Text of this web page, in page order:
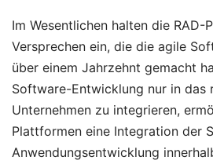
Im Wesentlichen halten die RAD-
Versprechen ein, die die agile
über einem Jahrzehnt gemacht
Software-Entwicklung nur in das
Unternehmen zu integrieren,
Plattformen eine Integration der
Anwendungsentwicklung